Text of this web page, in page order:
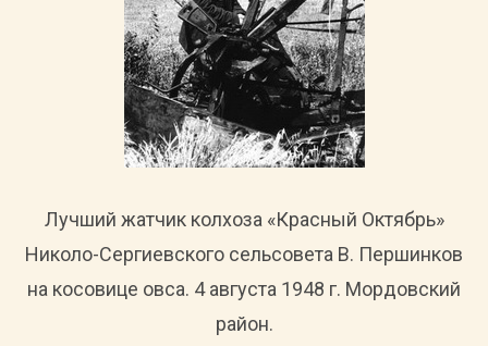
Лучший жатчик колхоза «Красный Октябрь»
Николо-Сергиевского сельсовета В. Першинков
на косовице овса. 4 августа 1948 г. Мордовский
район.